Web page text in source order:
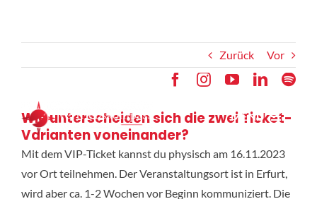
MENU
Media
Zurück Vor
Wie unterscheiden sich die zwei Ticket-
Varianten voneinander?
Mit dem VIP-Ticket kannst du physisch am 16.11.2023
vor Ort teilnehmen. Der Veranstaltungsort ist in Erfurt,
wird aber ca. 1-2 Wochen vor Beginn kommuniziert. Die